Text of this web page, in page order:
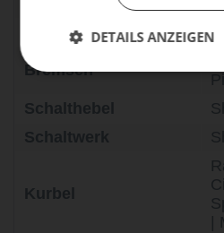
Bremsen
Schalthebel
Kurbel
DETAILS ANZEIGEN